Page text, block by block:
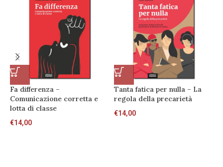
Fa differenza –
Comunicazione corretta e
lotta di classe
€14,00
Tanta fatica per nulla – La
regola della precarietà
€14,00